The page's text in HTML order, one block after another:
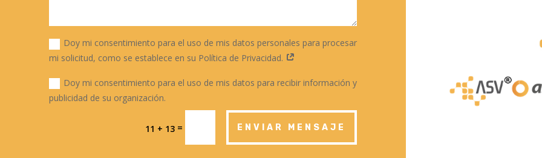
Doy mi consentimiento para el uso de mis datos personales para procesar
mi solicitud, como se establece en su Política de Privacidad.
Doy mi consentimiento para el uso de mis datos para recibir información y
publicidad de su organización.
11 + 13 = ENVIAR MENSAJE